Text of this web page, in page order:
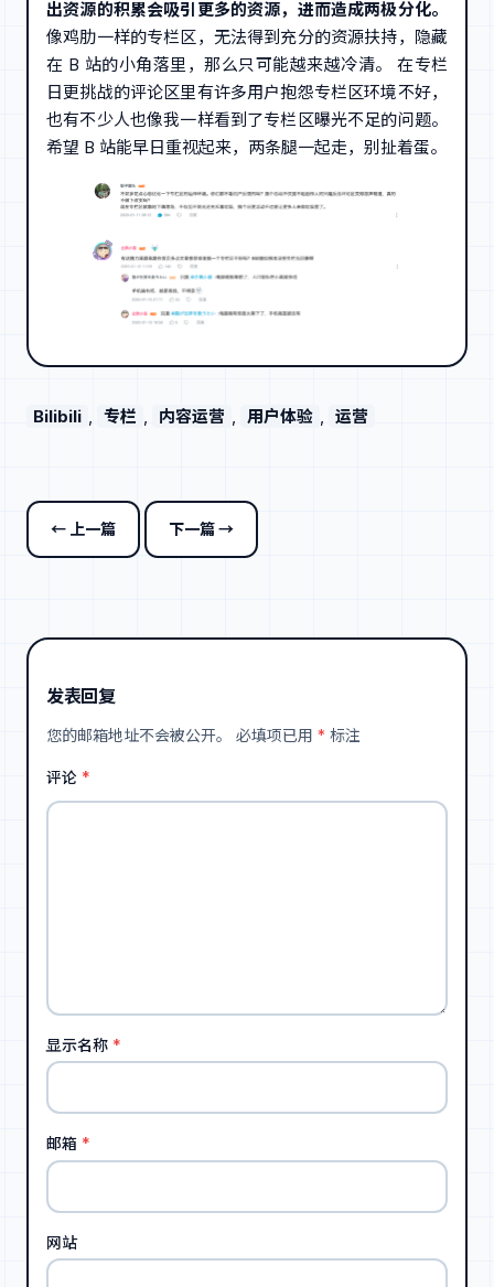
出资源的积累会吸引更多的资源，进而造成两极分化。
像鸡肋一样的专栏区，无法得到充分的资源扶持，隐藏
在 B 站的小角落里，那么只可能越来越冷清。 在专栏
日更挑战的评论区里有许多用户抱怨专栏区环境不好，
也有不少人也像我一样看到了专栏区曝光不足的问题。
希望 B 站能早日重视起来，两条腿一起走，别扯着蛋。
Bilibili , 专栏 , 内容运营 , 用户体验 , 运营
← 上一篇 下一篇 →
发表回复
您的邮箱地址不会被公开。 必填项已用 * 标注
评论 *
显示名称 *
邮箱 *
网站